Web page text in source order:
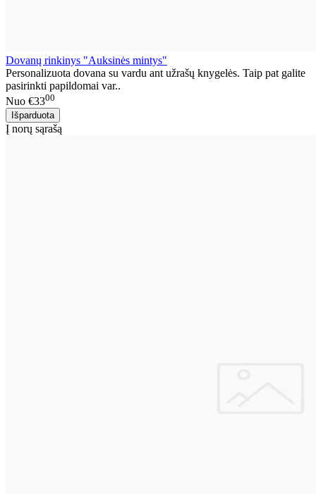
Dovanų rinkinys "Auksinės mintys"
Personalizuota dovana su vardu ant užrašų knygelės. Taip pat galite
pasirinkti papildomai var..
Nuo €3300
Į norų sąrašą